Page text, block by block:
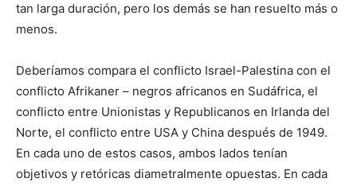
tan larga duración, pero los demás se han resuelto más o
menos.
Deberíamos compara el conflicto Israel-Palestina con el
conflicto Afrikaner – negros africanos en Sudáfrica, el
conflicto entre Unionistas y Republicanos en Irlanda del
Norte, el conflicto entre USA y China después de 1949.
En cada uno de estos casos, ambos lados tenían
objetivos y retóricas diametralmente opuestas. En cada